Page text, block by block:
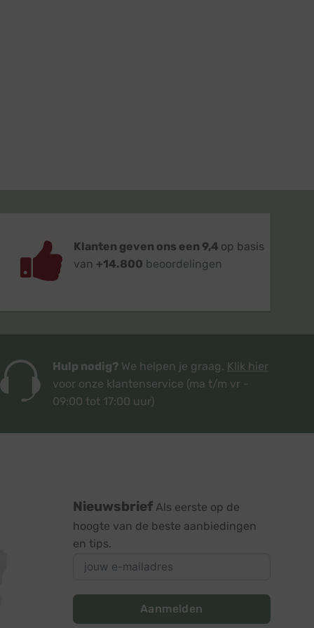
Klanten geven ons een 9,4 op basis
van +14.800 beoordelingen
Hulp nodig? We helpen je graag. Klik hier
voor onze klantenservice (ma t/m vr -
09:00 tot 17:00 uur)
Nieuwsbrief Als eerste op de
hoogte van de beste aanbiedingen
en tips.
Aanmelden